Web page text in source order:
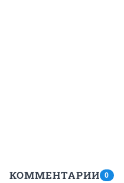
КОММЕНТАРИИ 0